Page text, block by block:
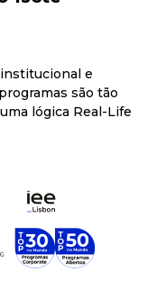
e
são tão
lógica Real-Life